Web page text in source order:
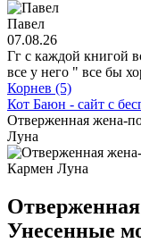
Павел
07.08.26
Гг с каждой книгой
все у него " все бы
Корнев (5)
Кот Баюн - сайт с
Отверженная жена-
Луна
Унесенные